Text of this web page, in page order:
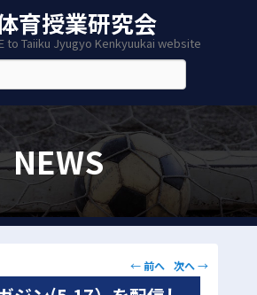
育授業研究会
to Taiiku Jyugyo Kenkyuukai website
索
NEWS
投
← 前へ 次へ→